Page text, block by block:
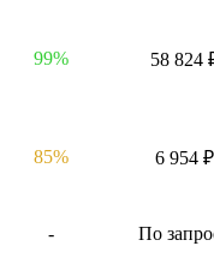
99% 58 824
85% 6 954 ₽
- По